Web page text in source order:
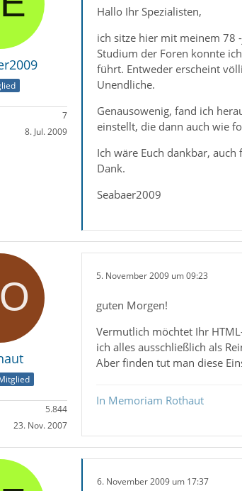
7
8. Jul. 2009
Hallo Ihr Spezialisten,
ich sitze hier mit meinem 78
Studium der Foren konnte
führt. Entweder erscheint
Unendliche.
Genausowenig, fand ich
einstellt, die dann auch wie
Ich wäre Euch dankbar,
Dank.
Seabaer2009
5.844
23. Nov. 2007
5. November 2009 um 09:23
guten Morgen!
Vermutlich möchtet Ihr
ich alles ausschließlich als
Aber finden tut man diese
In Memoriam Rothaut
6. November 2009 um 17:37